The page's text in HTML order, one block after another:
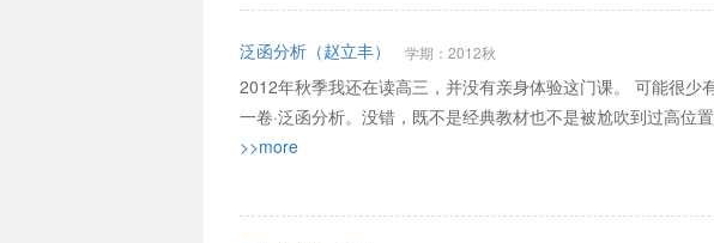
泛函分析（赵立丰） 学期：2012秋
2012年秋季我还在读高三，并没有亲身体验这门课。 可能很
一卷·泛函分析。没错，既不是经典教材也不是被尬吹到过高
>>more